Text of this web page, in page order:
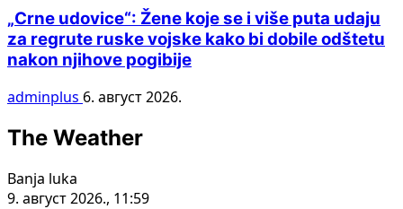
„Crne udovice“: Žene koje se i više puta udaju
za regrute ruske vojske kako bi dobile odštetu
nakon njihove pogibije
adminplus 6. август 2026.
The Weather
Banja luka
9. август 2026., 11:59